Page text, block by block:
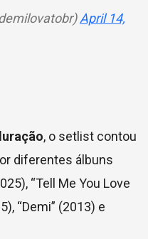
April 14,
, o setlist contou
diferentes álbuns
“Tell Me You Love
“Demi” (2013) e